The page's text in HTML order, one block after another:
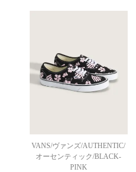
VANS/ヴァンズ/AUTHENTIC/
オーセンティック/BLACK-
PINK